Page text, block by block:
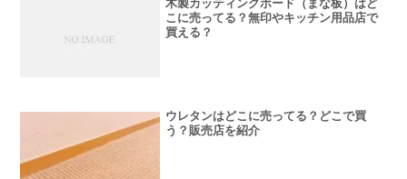
木製カッティングボード（まな板）はど
こに売ってる？無印やキッチン用品店で
買える？
ウレタンはどこに売ってる？どこで買
う？販売店を紹介